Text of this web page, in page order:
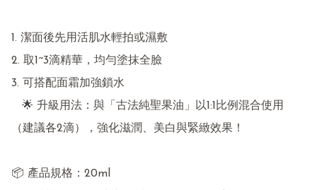
1. 潔面後先用活肌水輕拍或濕敷
2. 取1~3滴精華，均勻塗抹全臉
3. 可搭配面霜加強鎖水
（建議各2滴），強化滋潤、美白與緊緻效果！
📦 產品規格：20ml